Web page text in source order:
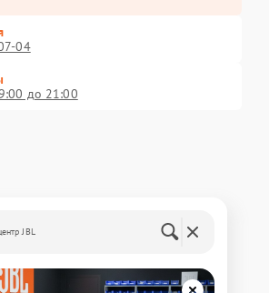
04
до 21:00
JBL